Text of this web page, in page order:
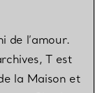
de l’amour.
T est
la Maison et